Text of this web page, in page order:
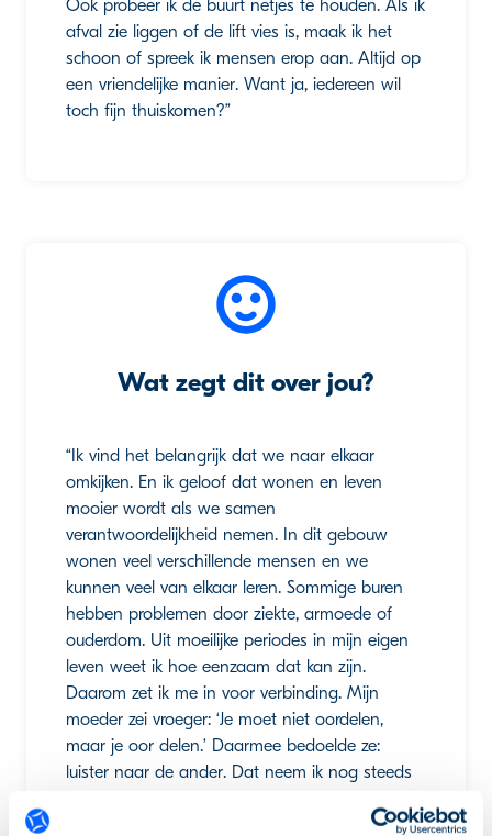
Ook probeer ik de buurt netjes te houden. Als ik
afval zie liggen of de lift vies is, maak ik het
schoon of spreek ik mensen erop aan. Altijd op
een vriendelijke manier. Want ja, iedereen wil
toch fijn thuiskomen?”
Wat zegt dit over jou?
“Ik vind het belangrijk dat we naar elkaar
omkijken. En ik geloof dat wonen en leven
mooier wordt als we samen
verantwoordelijkheid nemen. In dit gebouw
wonen veel verschillende mensen en we
kunnen veel van elkaar leren. Sommige buren
hebben problemen door ziekte, armoede of
ouderdom. Uit moeilijke periodes in mijn eigen
leven weet ik hoe eenzaam dat kan zijn.
Daarom zet ik me in voor verbinding. Mijn
moeder zei vroeger: ‘Je moet niet oordelen,
maar je oor delen.’ Daarmee bedoelde ze:
luister naar de ander. Dat neem ik nog steeds